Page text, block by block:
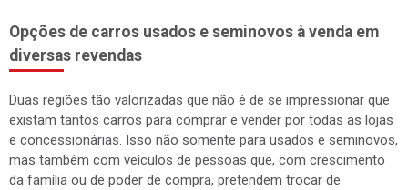
Opções de carros usados e seminovos à venda em
diversas revendas
Duas regiões tão valorizadas que não é de se impressionar que
existam tantos carros para comprar e vender por todas as lojas
e concessionárias. Isso não somente para usados e seminovos,
mas também com veículos de pessoas que, com crescimento
da família ou de poder de compra, pretendem trocar de